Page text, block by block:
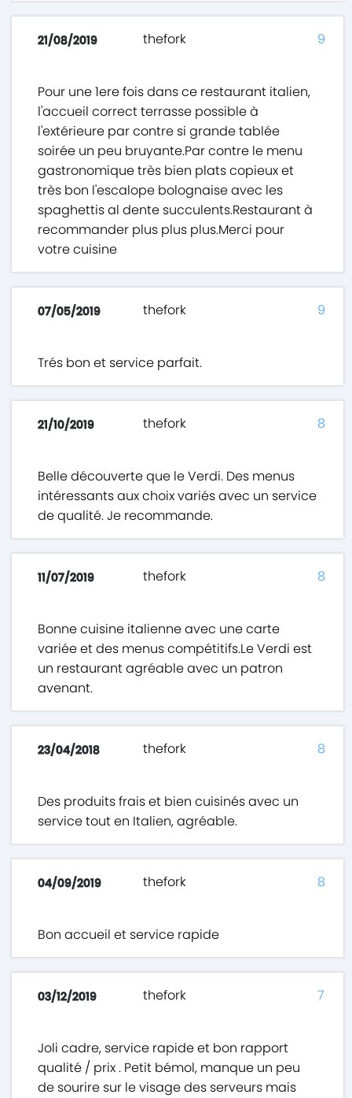
21/08/2019 thefork
Pour une 1ere fois dans ce restaurant italien,
l'accueil correct terrasse possible à
l'extérieure par contre si grande tablée
soirée un peu bruyante.Par contre le menu
gastronomique très bien plats copieux et
très bon l'escalope bolognaise avec les
spaghettis al dente succulents.Restaurant à
recommander plus plus plus.Merci pour
votre cuisine
9
07/05/2019 thefork
Trés bon et service parfait.
9
21/10/2019 thefork
Belle découverte que le Verdi. Des menus
intéressants aux choix variés avec un service
de qualité. Je recommande.
8
11/07/2019 thefork
Bonne cuisine italienne avec une carte
variée et des menus compétitifs.Le Verdi est
un restaurant agréable avec un patron
avenant.
8
23/04/2018 thefork
Des produits frais et bien cuisinés avec un
service tout en Italien, agréable.
8
04/09/2019 thefork
Bon accueil et service rapide
8
03/12/2019 thefork
Joli cadre, service rapide et bon rapport
qualité / prix . Petit bémol, manque un peu
de sourire sur le visage des serveurs mais
7